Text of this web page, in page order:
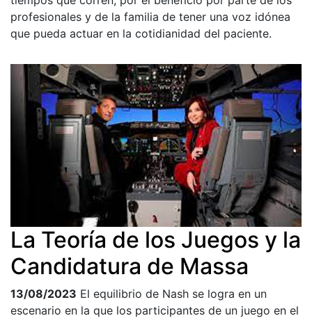
profesionales y de la familia de tener una voz idónea
que pueda actuar en la cotidianidad del paciente.
La Teoría de los Juegos y la
Candidatura de Massa
13/08/2023 El equilibrio de Nash se logra en un
escenario en la que los participantes de un juego en el